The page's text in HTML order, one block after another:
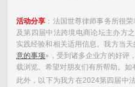
活动分享 ：法国世尊律师事务所很
及第四届中法跨境电商论坛主办方
实践经验和相关适用信息。我方当
意的事项»，受到诸多企业方的好评
载浏览。希望对朋友们有所帮助。如
此外，以下为我方在2024第四届中